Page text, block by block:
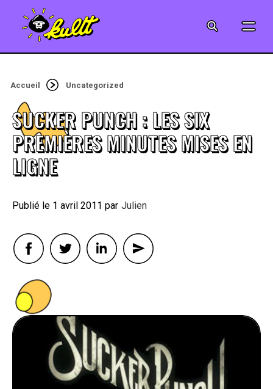
MUSIQUE
ART
JEUX-VIDÉO
VINTAGE
FOOD
BONS PLANS
Accueil Uncategorized
SUCKER PUNCH : LES SIX
PREMIÈRES MINUTES MISES EN
LIGNE
1 avril 2011 By Julien